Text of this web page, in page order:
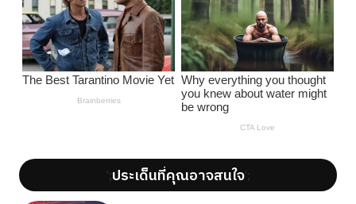
';ประเด็นที่คุณอาจสนใจ';